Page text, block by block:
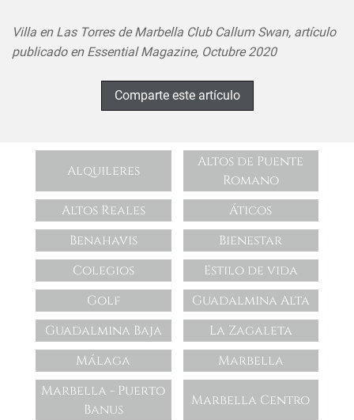
Villa en Las Torres de Marbella Club Callum Swan, artículo
publicado en Essential Magazine, Octubre 2020
Comparte este artículo
Alquileres
Altos de Puente
Romano
Altos Reales
Áticos
Benahavis
Bienestar
Colegios
Estilo de vida
Golf
Guadalmina Alta
Guadalmina Baja
La Zagaleta
Málaga
Marbella
Marbella - Puerto
Banus
Marbella Centro